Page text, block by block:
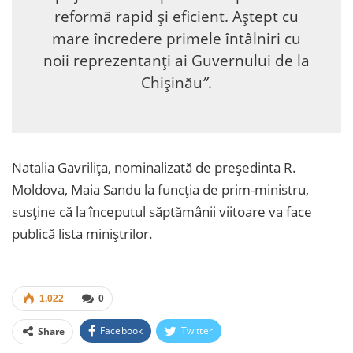
reformă rapid și eficient. Aștept cu
mare încredere primele întâlniri cu
noii reprezentanți ai Guvernului de la
Chișinău”.
Natalia Gavrilița, nominalizată de președinta R.
Moldova, Maia Sandu la funcția de prim-ministru,
susține că la începutul săptămânii viitoare va face
publică lista miniștrilor.
0
1.022
Share Facebook Twitter